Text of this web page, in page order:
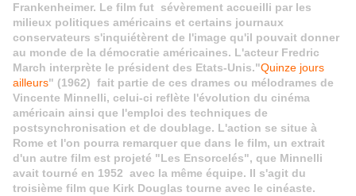
Frankenheimer. Le film fut sévèrement accueilli par les
milieux politiques américains et certains journaux
conservateurs s'inquiétèrent de l'image qu'il pouvait donner
au monde de la démocratie américaines. L'acteur Fredric
March interprète le président des Etats-Unis."Quinze jours
ailleurs" (1962) fait partie de ces drames ou mélodrames de
Vincente Minnelli, celui-ci reflète l'évolution du cinéma
américain ainsi que l'emploi des techniques de
postsynchronisation et de doublage. L'action se situe à
Rome et l'on pourra remarquer que dans le film, un extrait
d'un autre film est projeté "Les Ensorcelés", que Minnelli
avait tourné en 1952 avec la même équipe. Il s'agit du
troisième film que Kirk Douglas tourne avec le cinéaste.